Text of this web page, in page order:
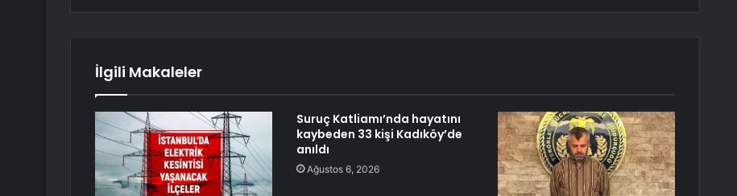
İlgili Makaleler
Suruç Katliamı’nda hayatını
kaybeden 33 kişi Kadıköy’de
anıldı
Ağustos 6, 2026